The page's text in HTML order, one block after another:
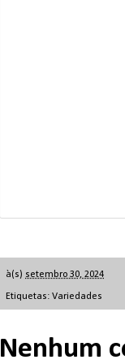
à(s) setembro 30, 2024
Etiquetas: Variedades
Nenhum